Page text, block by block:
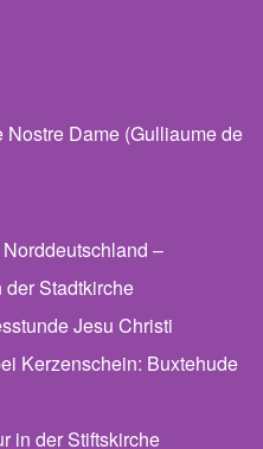
von Gruppen
von Schola
Nostre Dame (Gulliaume de
von Konzerte
–
Stadtkirche
Jesu Christi
Kerzenschein: Buxtehude
in der Stiftskirche